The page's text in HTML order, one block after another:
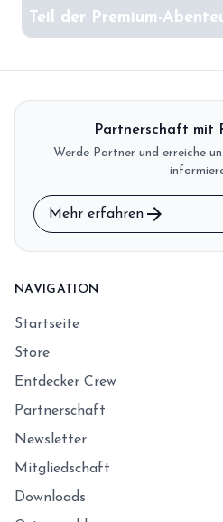
Teil der Premium-
Partnerschaft mit
Werde Partner und erreiche
Mehr erfahren arrow_forward
NAVIGATION
Startseite
Store
Entdecker Crew
Partnerschaft
Newsletter
Mitgliedschaft
Downloads